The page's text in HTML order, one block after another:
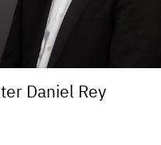
Daniel Rey